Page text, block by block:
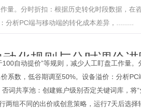
量。分时折扣：根据历史转化时段数据，在
析PC端与移动端的转化成本差异，.........
化规则与分时调价
06-02 00:18:46 onclick： 4
自动提价”等规则，减少人工盯盘工作量
系数，低谷期调至50%。设备溢价：分析
共享池：创建账户级别否定关键词库，将“
组不同的出价或创意策略，运行7天后选择